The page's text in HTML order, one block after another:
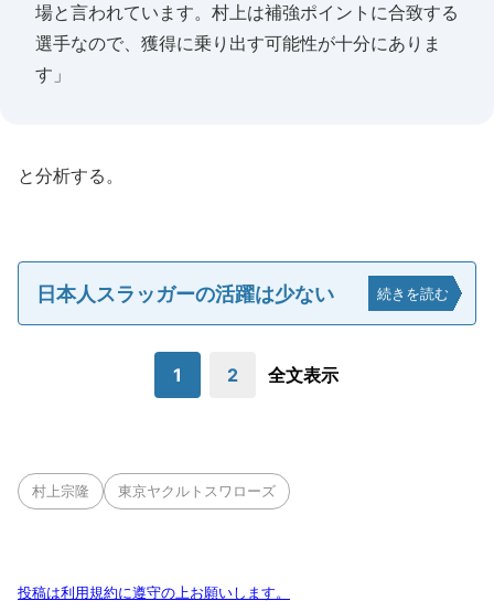
場と言われています。村上は補強ポイントに合致する
選手なので、獲得に乗り出す可能性が十分にありま
す」
と分析する。
日本人スラッガーの活躍は少ない 続きを読む
1 2 全文表示
村上宗隆 東京ヤクルトスワローズ